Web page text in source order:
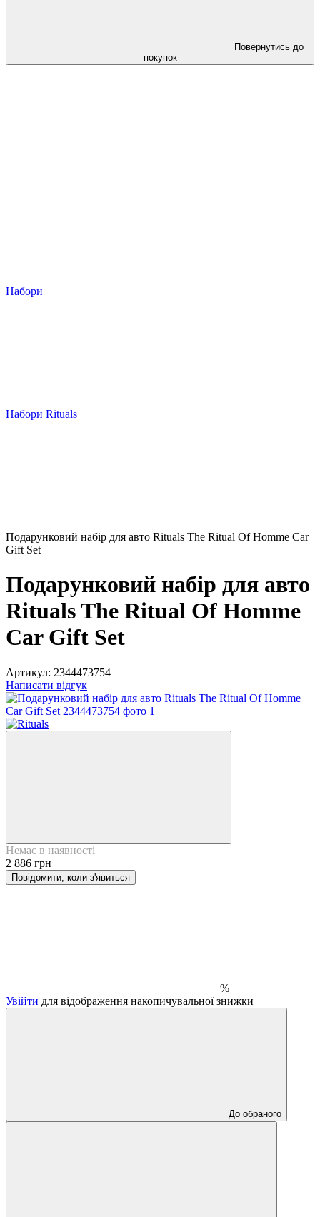
Повернутись до
покупок
Набори
Набори Rituals
Подарунковий набір для авто Rituals The Ritual Of Homme Car
Gift Set
Подарунковий набір для авто
Rituals The Ritual Of Homme
Car Gift Set
Артикул: 2344473754
Написати відгук
Немає в наявності
2 886 грн
Повідомити, коли з'явиться
%
Увійти для відображення накопичувальної знижки
До обраного